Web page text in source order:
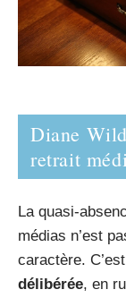
Diane
retrait
La quasi-
médias n’est
caractère. C’est
délibérée, en